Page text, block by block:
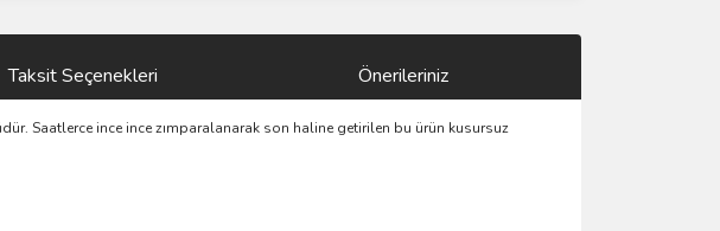
Taksit Seçenekleri Önerileriniz
Saatlerce ince ince zımparalanarak son haline getirilen bu ürün kusursuz